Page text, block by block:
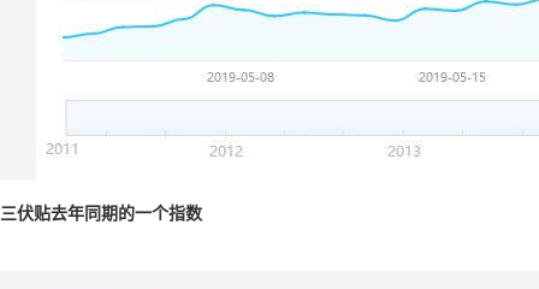
三伏贴去年同期的一个指数